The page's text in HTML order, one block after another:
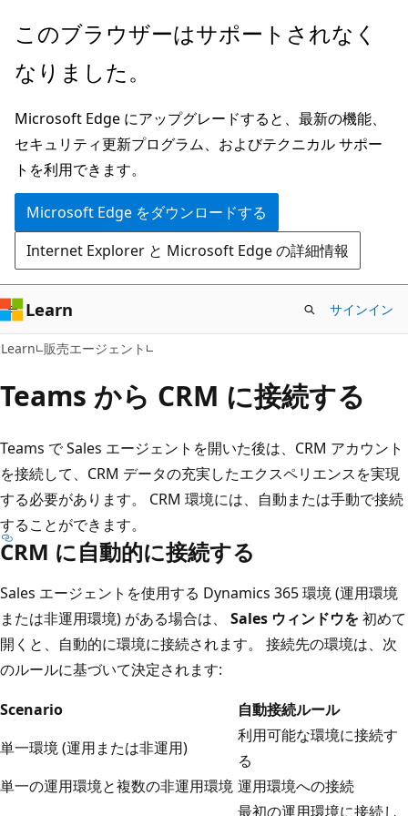
メ
ン
ン
テ
ン
ツ
に
ス
キ
ッ
プ
このブラウザーはサポートされなく
なりました。
Microsoft Edge にアップグレードすると、最新の機能、
セキュリティ更新プログラム、およびテクニカル サポー
トを利用できます。
Microsoft Edge をダウンロードする
Internet Explorer と Microsoft Edge の詳細情報
Learn サインイン
Learn 販売エージェント
Teams から CRM に接続する
Teams で Sales エージェントを開いた後は、CRM アカウント
を接続して、CRM データの充実したエクスペリエンスを実現
する必要があります。 CRM 環境には、自動または手動で接続
することができます。
CRM に自動的に接続する
Sales エージェントを使用する Dynamics 365 環境 (運用環境
または非運用環境) がある場合は、 Sales ウィンドウを初めて
開くと、自動的に環境に接続されます。 接続先の環境は、次
のルールに基づいて決定されます:
Scenario
自動接続ルール
単一環境 (運用または非運用)
利用可能な環境に接続す
る
単一の運用環境と複数の非運用環境 運用環境への接続
最初の運用環境に接続し